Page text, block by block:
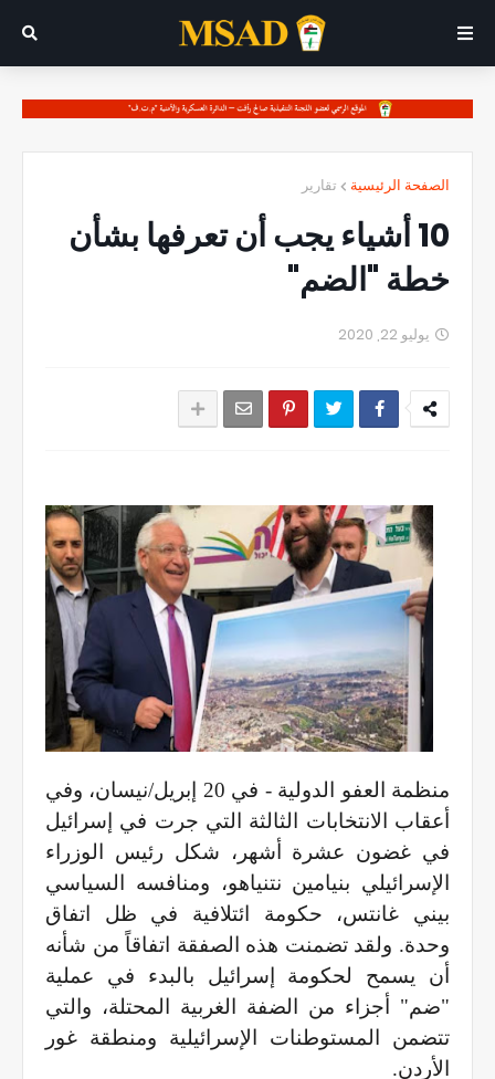
الصفحة الرئيسية تقارير
10 أشياء يجب أن تعرفها بشأن
خطة "الضم"
يوليو 22, 2020
منظمة العفو الدولية - في 20 إبريل/نيسان، وفي
أعقاب الانتخابات الثالثة التي جرت في إسرائيل
في غضون عشرة أشهر، شكل رئيس الوزراء
الإسرائيلي بنيامين نتنياهو، ومنافسه السياسي
بيني غانتس، حكومة ائتلافية في ظل اتفاق
وحدة. ولقد تضمنت هذه الصفقة اتفاقاً من شأنه
أن يسمح لحكومة إسرائيل بالبدء في عملية
"ضم" أجزاء من الضفة الغربية المحتلة، والتي
تتضمن المستوطنات الإسرائيلية ومنطقة غور
الأردن.